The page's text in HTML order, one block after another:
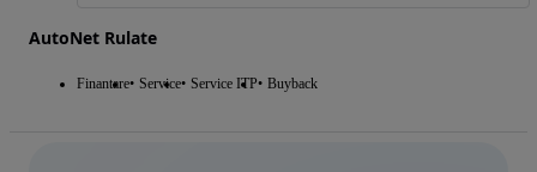
AutoNet Rulate
Finantare Service Service ITP Buyback